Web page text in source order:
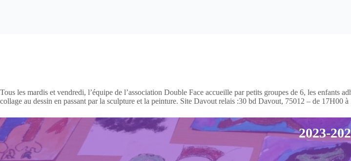
Tous les mardis et vendredi, l’équipe de l’association Double Face accueille par petits groupes de 6, les enfants
collage au dessin en passant par la sculpture et la peinture. Site Davout relais :30 bd Davout, 75012 – de 17H00
2023-